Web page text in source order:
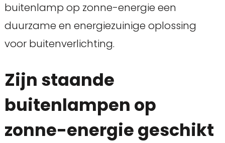
buitenlamp op zonne-energie een
duurzame en energiezuinige oplossing
voor buitenverlichting.
Zijn staande
buitenlampen op
zonne-energie geschikt